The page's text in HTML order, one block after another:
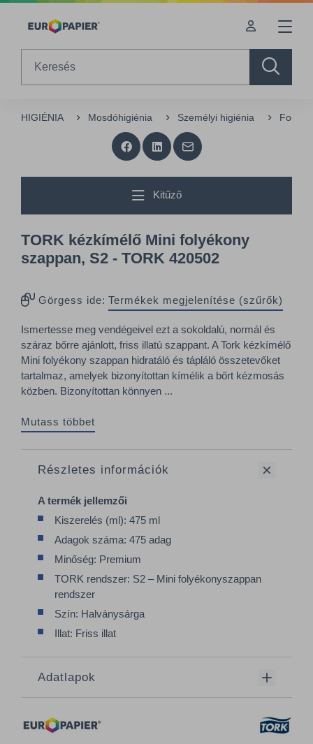
Table Of Content
Kiegészítő termékek
Az Önt érdeklő termékek
HIGIÉNIA Mosdóhigiénia Személyi higiénia
Kitűző
TORK kézkímélő Mini folyékony
szappan, S2 - TORK 420502
Görgess ide: Termékek megjelenítése (szűrők)
Ismertesse meg vendégeivel ezt a sokoldalú, normál és
száraz bőrre ajánlott, friss illatú szappant. A Tork kézkímélő
Mini folyékony szappan hidratáló és tápláló összetevőket
tartalmaz, amelyek bizonyítottan kímélik a bőrt kézmosás
közben. Bizonyítottan könnyen ...
Mutass többet
Részletes információk
A termék jellemzői
Kiszerelés (ml): 475 ml
Adagok száma: 475 adag
Minőség: Premium
TORK rendszer: S2 – Mini folyékonyszappan
rendszer
Szín: Halványsárga
Illat: Friss illat
Adatlapok